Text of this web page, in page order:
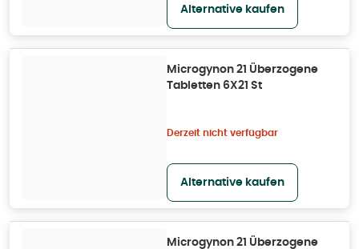
Alternative kaufen
Microgynon 21 Überzogene
Tabletten 6X21 St
Derzeit nicht verfügbar
Alternative kaufen
Microgynon 21 Überzogene